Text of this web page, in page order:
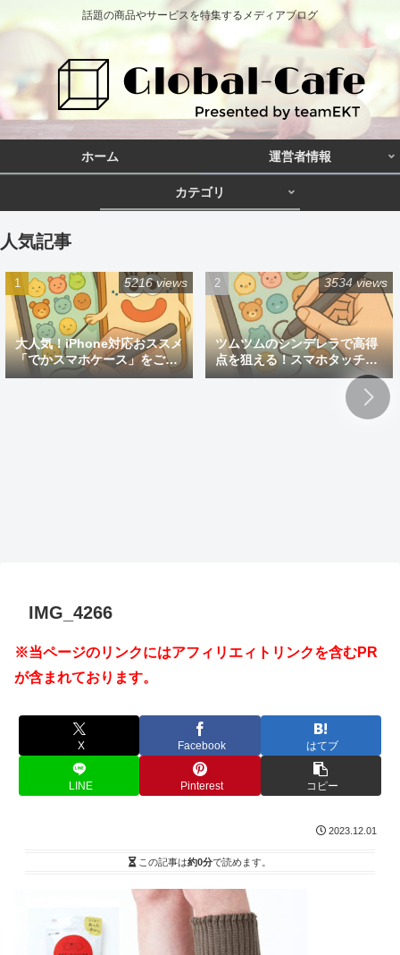
話題の商品やサービスを特集するメディアブログ
ホーム 運営者情報
カテゴリ
人気記事
大人気！iPhone対応おススメ
「でかスマホケース」をご紹
介
5216 views
ツムツムのシンデレラで高得
点を狙える！スマホタッチペ
ン
3534 views
IMG_4266
※当ページのリンクにはアフィリエィトリンクを含むPR
が含まれております。
X Facebook はてブ
LINE Pinterest コピー
2023.12.01
この記事は約0分で読めます。